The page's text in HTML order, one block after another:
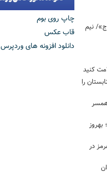
نیم
کنید
را
همسر
نبرد دو غول ایرانی در مستر المپیا ۲۰۲۶؛ بهروز
در
چاپ روی بوم
قاب عکس
دانلود افزونه های وردپرس